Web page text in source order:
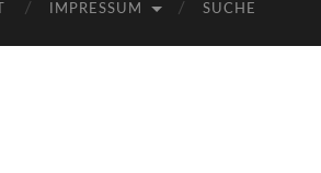
IMPRESSUM SUCHE